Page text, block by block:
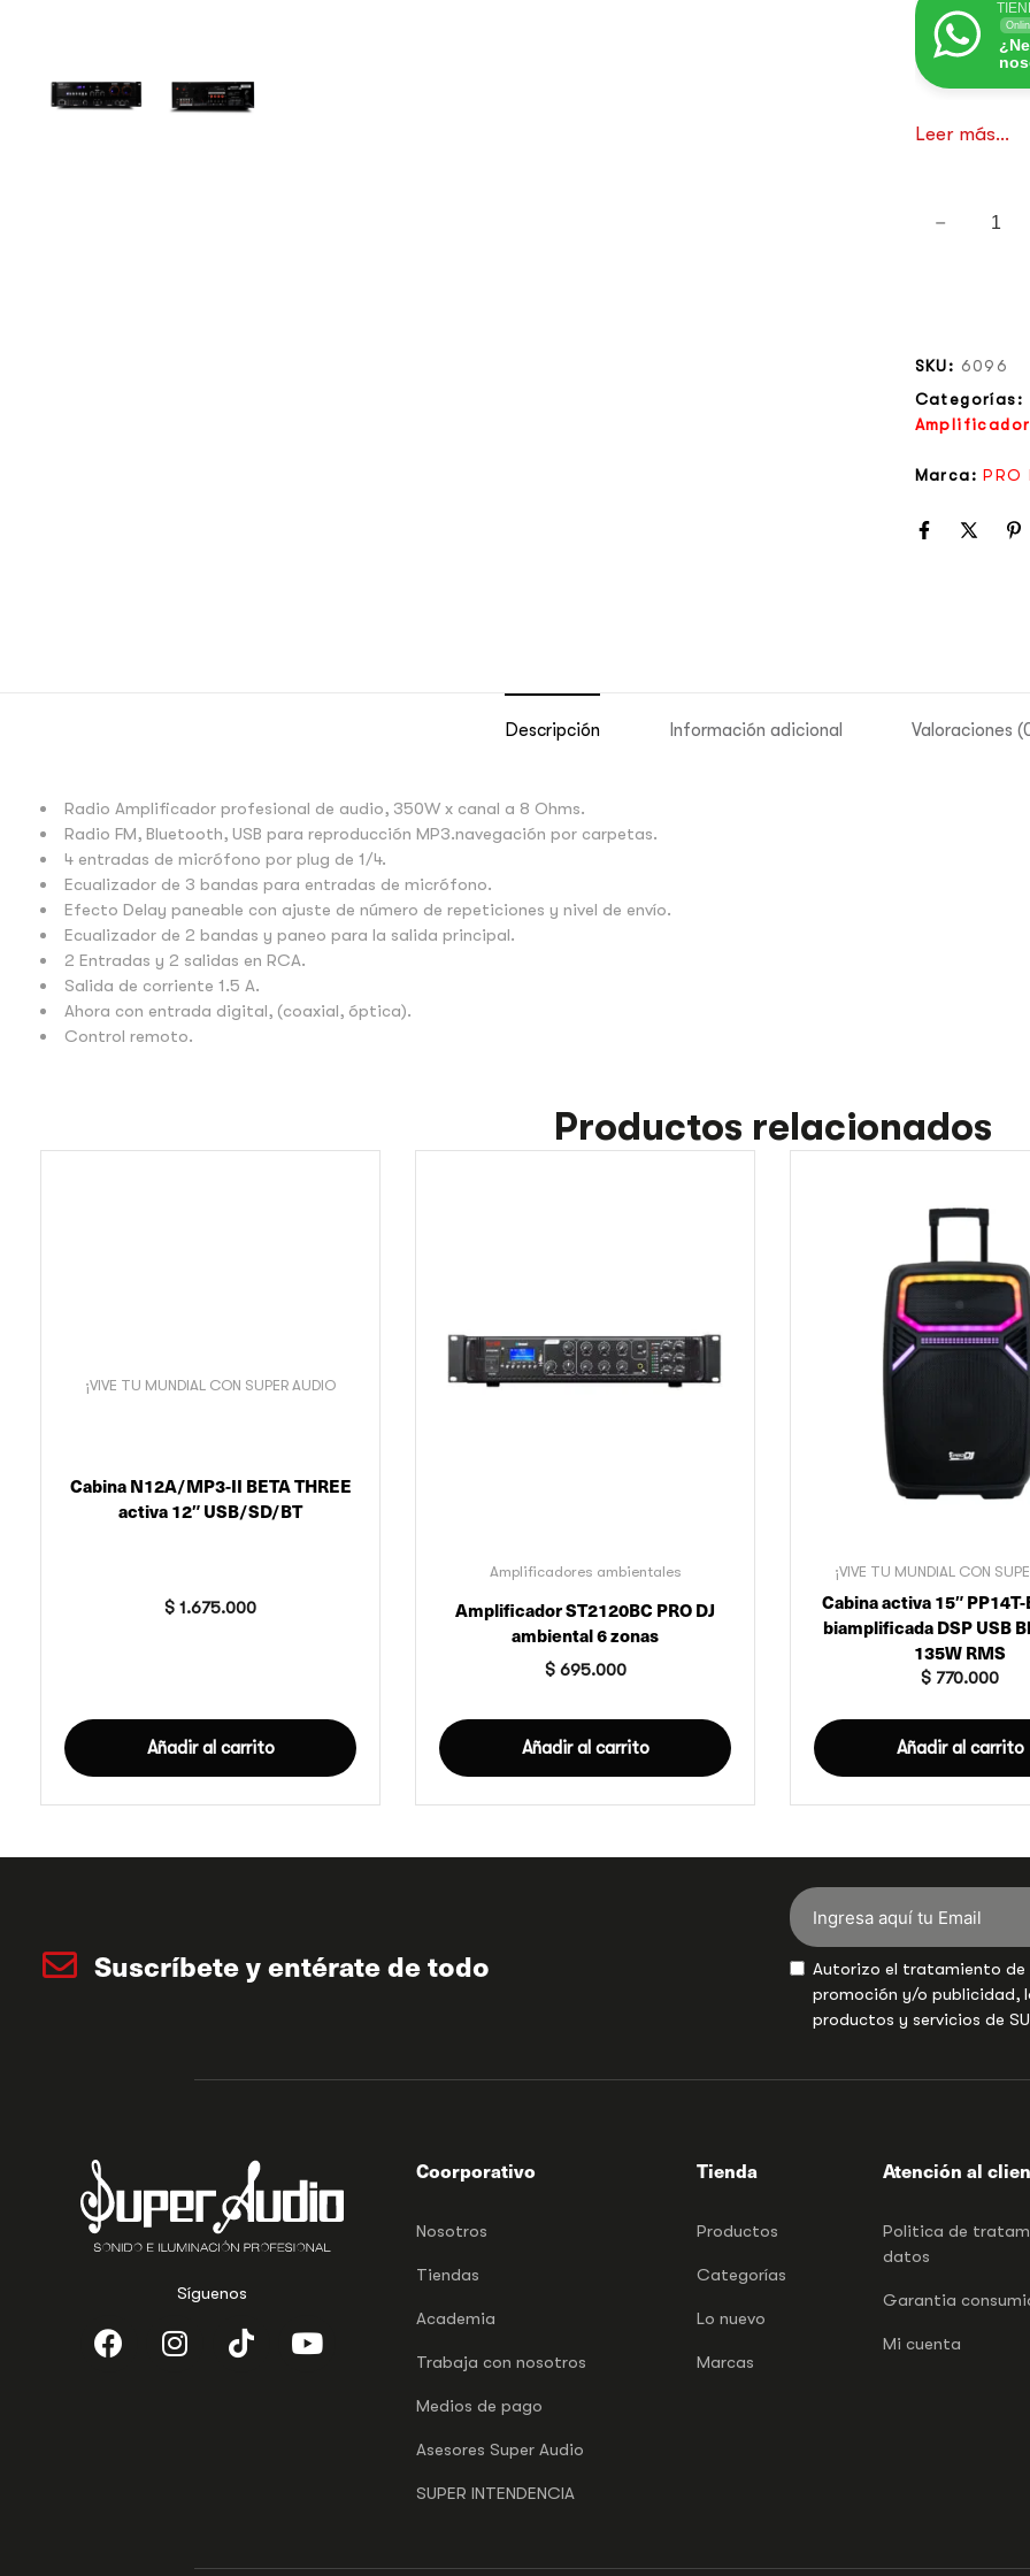
Leer más...
SKU: 6096
Categorías:
Marca:PRO
Descripción Información adicional Valoraciones
Radio Amplificador profesional de audio, 350W x canal a 8 Ohms.
Radio FM, Bluetooth, USB para reproducción MP3.navegación por carpetas.
4 entradas de micrófono por plug de 1/4.
Ecualizador de 3 bandas para entradas de micrófono.
Efecto Delay paneable con ajuste de número de repeticiones y nivel de envío.
Ecualizador de 2 bandas y paneo para la salida principal.
2 Entradas y 2 salidas en RCA.
Salida de corriente 1.5 A.
Ahora con entrada digital, (coaxial, óptica).
Control remoto.
Productos relacionados
Añadir al carrito
Amplificadores ambientales
Amplificador ST2120BC PRO DJ
ambiental 6 zonas
$695.000
Añadir al carrito
¡VIVE TU MUNDIAL CON
Cabina activa 15″ PP14T-
biamplificada DSP USB
135W RMS
$ 770.000
Añadir al carrito
Suscríbete y entérate de todo
Autorizo el tratamiento
promoción y/o publicidad,
productos y servicios de
Síguenos
Coorporativo
Nosotros
Tiendas
Academia
Trabaja con nosotros
Medios de pago
Asesores Super Audio
SUPER INTENDENCIA
Tienda
Productos
Categorías
Lo nuevo
Marcas
Atención al
Politica de
datos
Garantia
Mi cuenta